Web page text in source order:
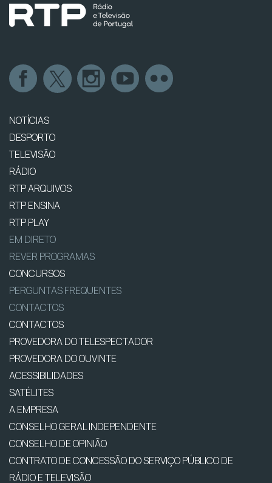
NOTÍCIAS
DESPORTO
TELEVISÃO
RÁDIO
RTP ARQUIVOS
RTP ENSINA
RTP PLAY
EM DIRETO
REVER PROGRAMAS
CONCURSOS
PERGUNTAS FREQUENTES
CONTACTOS
CONTACTOS
PROVEDORA DO TELESPECTADOR
PROVEDORA DO OUVINTE
ACESSIBILIDADES
SATÉLITES
A EMPRESA
CONSELHO GERAL INDEPENDENTE
CONSELHO DE OPINIÃO
CONTRATO DE CONCESSÃO DO SERVIÇO PÚBLICO DE
RÁDIO E TELEVISÃO